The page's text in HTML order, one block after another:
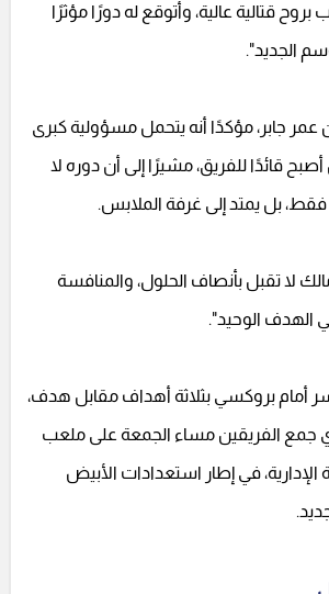
قتالية عالية، وأتوقع له دورًا مؤثرًا
الجديد".
جابر، مؤكدًا أنه يتحمل مسؤولية كبرى
قائدًا للفريق، مشيرًا إلى أن دوره لا
بل يمتد إلى غرفة الملابس.
لا تقبل بأنصاف الحلول، والمنافسة
الهدف الوحيد".
أمام بروكسي بثلاثة أهداف مقابل هدف،
جمع الفريقين مساء الجمعة على ملعب
الإدارية، في إطار استعدادات الأبيض